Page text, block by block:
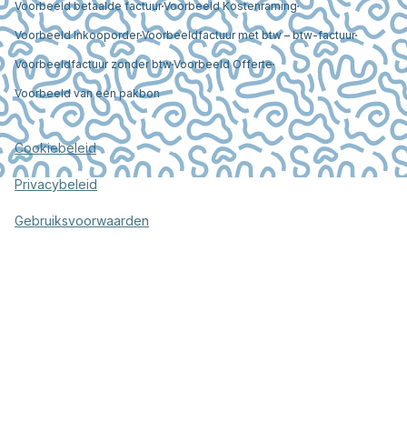
Voorbeeld betaalde factuurVoorbeeld Kostenraming
Voorbeeld InkooporderVoorbeeldfactuur met btw – btw-factuur
Voorbeeldfactuur zonder btwVoorbeeld Offerte
Voorbeeld van een pakbon
Cookiebeleid
Privacybeleid
Gebruiksvoorwaarden